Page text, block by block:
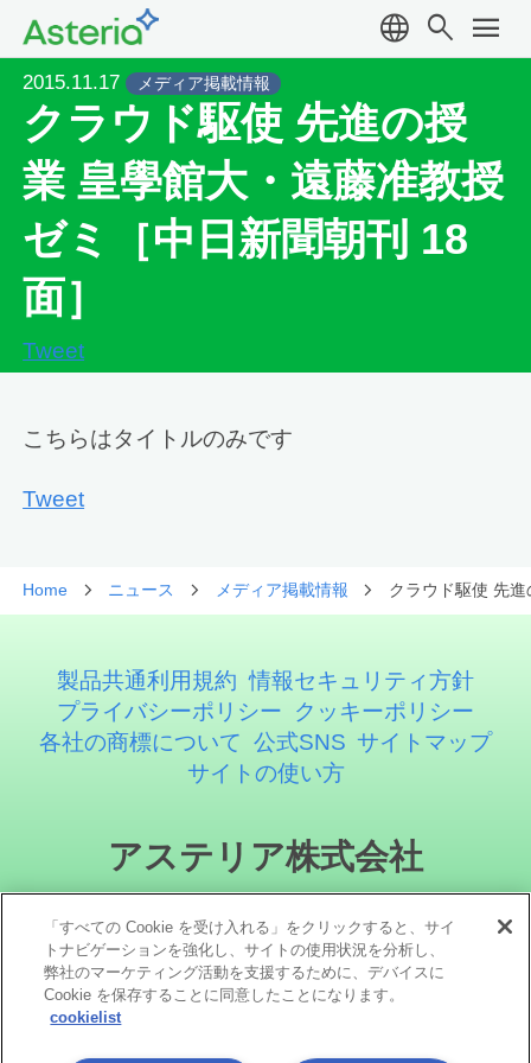
language search menu
2015.11.17 メディア掲載情報
クラウド駆使 先進の授
業 皇學館大・遠藤准教授
ゼミ［中日新聞朝刊 18
面］
Tweet
こちらはタイトルのみです
Tweet
Home ニュース メディア掲載情報 クラウド駆使 先
製品共通利用規約 情報セキュリティ方針
プライバシーポリシー
クッキーポリシー
各社の商標について 公式SNS サイトマップ
サイトの使い方
アステリア株式会社
「すべての Cookie を受け入れる」をクリックすると、サイ
トナビゲーションを強化し、サイトの使用状況を分析し、
弊社のマーケティング活動を支援するために、デバイスに
Cookie を保存することに同意したことになります。
cookielist